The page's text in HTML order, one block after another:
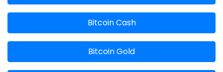
Bitcoin Cash
Bitcoin Gold